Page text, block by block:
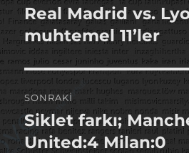
gezinmesi
Önceki
yazı:
Real Madrid vs.
muhtemel 11’ler
SONRAKI
Sonraki
yazı:
Siklet farkı;
United:4 Milan:0